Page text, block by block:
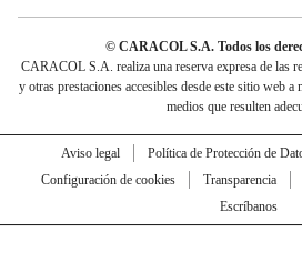
© CARACOL S.A. Todos los
CARACOL S.A. realiza una reserva expresa de las
y otras prestaciones accesibles desde este sitio web a
medios que resulten
Aviso legal Política de Protección de
Configuración de cookies
Transparencia
Escríbanos